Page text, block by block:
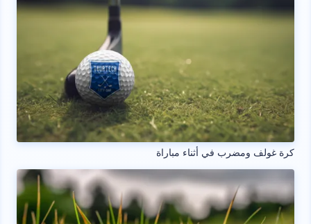
كرة غولف ومضرب في أثناء مباراة